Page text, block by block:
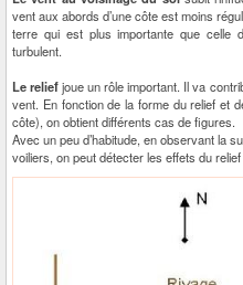
vent aux abords d’une côte est moins
terre qui est plus importante que celle
turbulent.
Le reliefjoue un rôle important. Il va
vent. En fonction de la forme du relief et
côte), on obtient différents cas de figures.
Avec un peu d’habitude, en observant la
voiliers, on peut détecter les effets du